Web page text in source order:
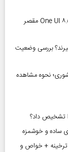
بحران باتری در گوشی‌های سامسونگ؛ آیا به‌روزرسانی One UI ۸.۵ مقصر
بررسی وضعیت
کشوری؛ نحوه مشاهده
تشخیص داد؟
ساده و خوشمزه
ترخینه + خواص و